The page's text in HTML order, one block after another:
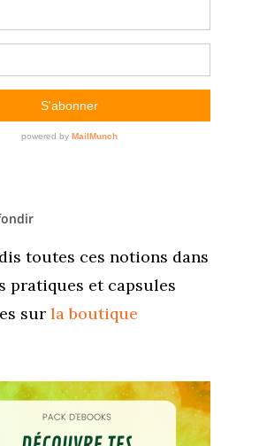
toutes ces notions dans
pratiques et capsules
sur la boutique